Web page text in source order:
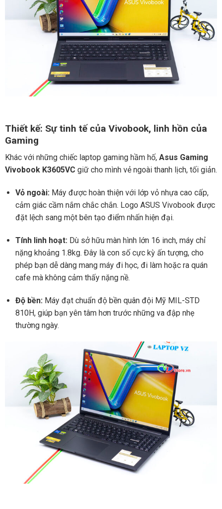
Thiết kế: Sự tinh tế của Vivobook, linh hồn của
Gaming
Khác với những chiếc laptop gaming hầm hố, Asus Gaming
Vivobook K3605VCgiữ cho mình vẻ ngoài thanh lịch, tối giản.
Vỏ ngoài:Máy được hoàn thiện với lớp vỏ nhựa cao cấp,
cảm giác cầm nắm chắc chắn. Logo ASUS Vivobook được
đặt lệch sang một bên tạo điểm nhấn hiện đại.
Tính linh hoạt:Dù sở hữu màn hình lớn 16 inch, máy chỉ
nặng khoảng 1.8kg. Đây là con số cực kỳ ấn tượng, cho
phép bạn dễ dàng mang máy đi học, đi làm hoặc ra quán
cafe mà không cảm thấy nặng nề.
Độ bền: Máy đạt chuẩn độ bền quân đội Mỹ MIL-STD
810H, giúp bạn yên tâm hơn trước những va đập nhẹ
thường ngày.